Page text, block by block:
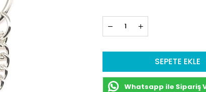
Whatsapp ile Sipariş